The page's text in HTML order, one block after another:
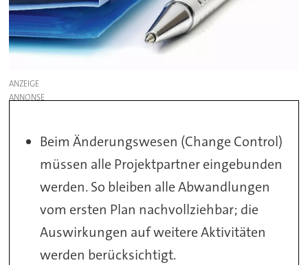
ANZEIGE
Beim Änderungswesen (Change Control)
müssen alle Projektpartner eingebunden
werden. So bleiben alle Abwandlungen
vom ersten Plan nachvollziehbar; die
Auswirkungen auf weitere Aktivitäten
werden berücksichtigt.